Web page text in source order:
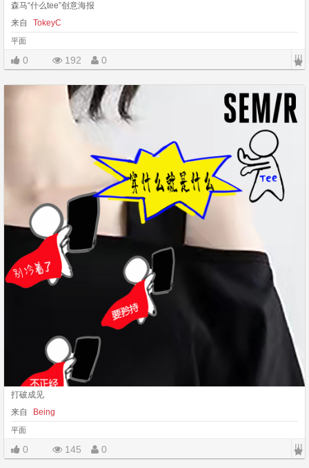
森马“什么tee”创意海报
来自
TokeyC
平面
0 192 0 |||
打破成见
来自
Being
平面
0 145 0 |||